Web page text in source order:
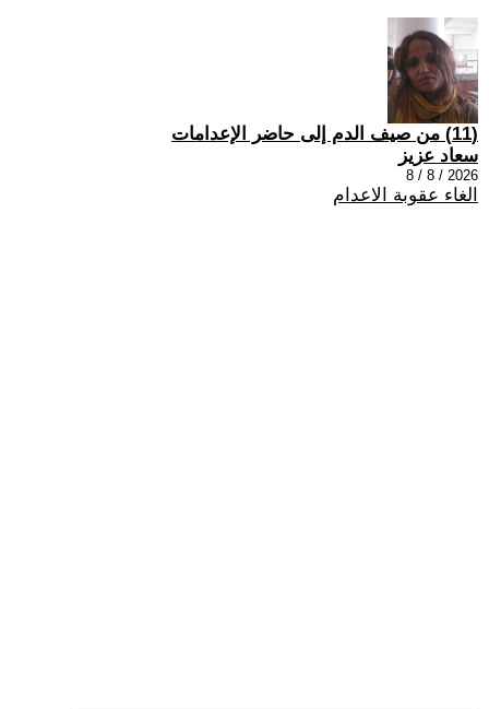
(11) من صيف الدم إلى حاضر الإعدامات
سعاد عزيز
2026 / 8 / 8
الغاء عقوبة الاعدام